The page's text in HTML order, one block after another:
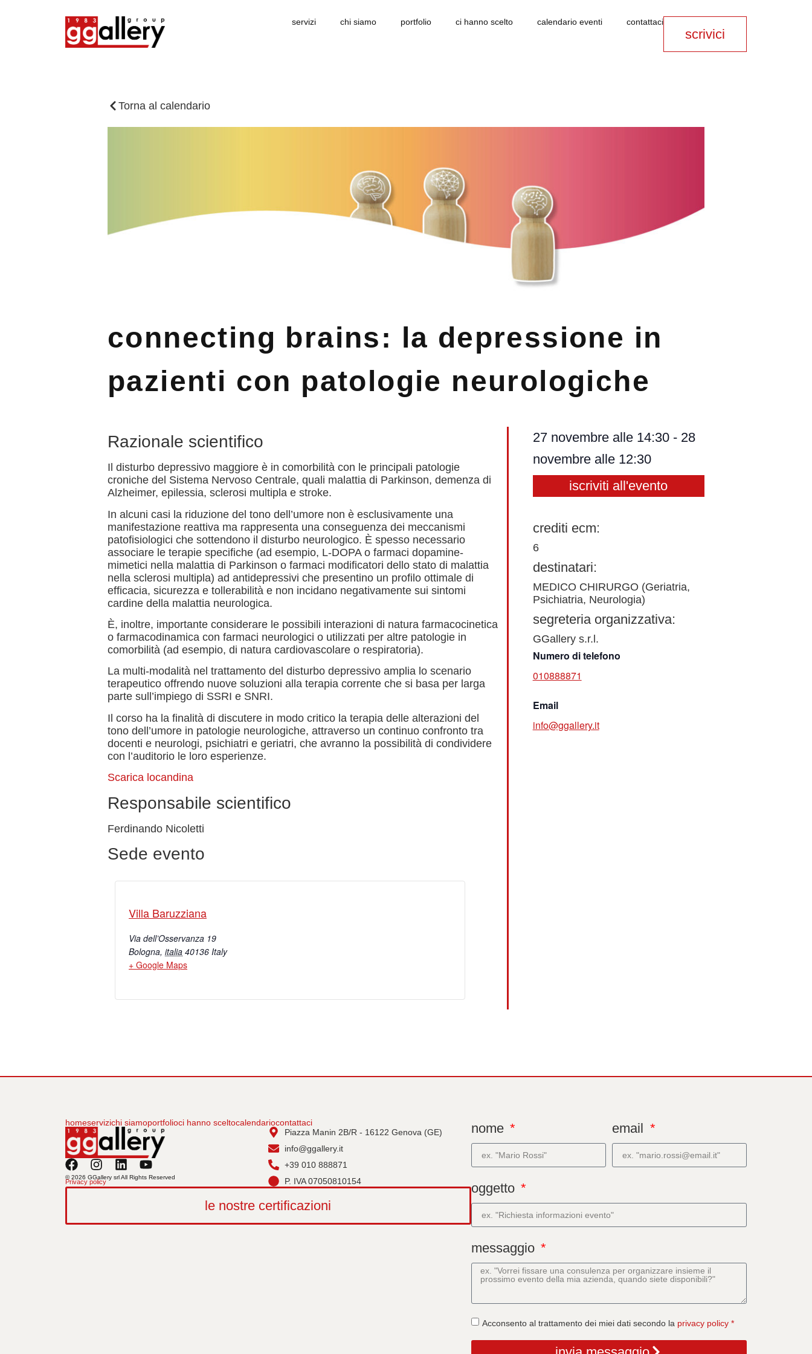
servizi chi siamo portfolio ci hanno scelto calendario eventi contattaci
scrivici
Torna al calendario
connecting brains: la depressione in
pazienti con patologie neurologiche
Razionale scientifico
Il disturbo depressivo maggiore è in comorbilità con le principali patologie
croniche del Sistema Nervoso Centrale, quali malattia di Parkinson, demenza di
Alzheimer, epilessia, sclerosi multipla e stroke.
In alcuni casi la riduzione del tono dell’umore non è esclusivamente una
manifestazione reattiva ma rappresenta una conseguenza dei meccanismi
patofisiologici che sottendono il disturbo neurologico. È spesso necessario
associare le terapie specifiche (ad esempio, L-DOPA o farmaci dopamine-
mimetici nella malattia di Parkinson o farmaci modificatori dello stato di malattia
nella sclerosi multipla) ad antidepressivi che presentino un profilo ottimale di
efficacia, sicurezza e tollerabilità e non incidano negativamente sui sintomi
cardine della malattia neurologica.
È, inoltre, importante considerare le possibili interazioni di natura farmacocinetica
o farmacodinamica con farmaci neurologici o utilizzati per altre patologie in
comorbilità (ad esempio, di natura cardiovascolare o respiratoria).
La multi-modalità nel trattamento del disturbo depressivo amplia lo scenario
terapeutico offrendo nuove soluzioni alla terapia corrente che si basa per larga
parte sull’impiego di SSRI e SNRI.
Il corso ha la finalità di discutere in modo critico la terapia delle alterazioni del
tono dell’umore in patologie neurologiche, attraverso un continuo confronto tra
docenti e neurologi, psichiatri e geriatri, che avranno la possibilità di condividere
con l’auditorio le loro esperienze.
Scarica locandina
Responsabile scientifico
Ferdinando Nicoletti
Sede evento
Villa Baruzziana
Via dell’Osservanza 19
Bologna, italia 40136 Italy
+ Google Maps
27 novembre alle 14:30 - 28
novembre alle 12:30
iscriviti all'evento
crediti ecm:
6
destinatari:
MEDICO CHIRURGO (Geriatria,
Psichiatria, Neurologia)
segreteria organizzativa:
GGallery s.r.l.
Numero di telefono
010888871
Email
info@ggallery.it
homeservizichi siamoportfolioci hanno sceltocalendariocontattaci
© 2026 GGallery srl All Rights Reserved
Privacy policy
Piazza Manin 2B/R - 16122 Genova (GE)
info@ggallery.it
+39 010 888871
P. IVA 07050810154
le nostre certificazioni
nome email
oggetto
messaggio
Acconsento al trattamento dei miei dati secondo la privacy policy *